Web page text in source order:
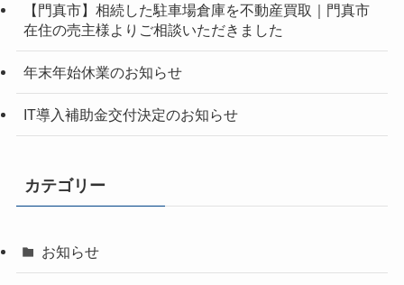
【門真市】相続した駐車場倉庫を不動産買取｜門真市
在住の売主様よりご相談いただきました
年末年始休業のお知らせ
IT導入補助金交付決定のお知らせ
カテゴリー
お知らせ